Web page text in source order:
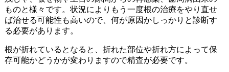
ものと様々です。状況によりもう一度根の治療をやり直せ
ば治せる可能性も高いので、何が原因かしっかりと診断す
る必要があります。
根が折れているとなると、折れた部位や折れ方によって保
存可能かどうかが変わりますので精査が必要です。